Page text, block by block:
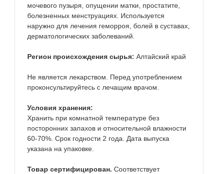
мочевого пузыря, опущении матки, простатите,
болезненных менструациях. Используется
наружно для лечения геморроя, болей в суставах,
дерматологических заболеваний.
Регион происхождения сырья: Алтайский край
Не является лекарством. Перед употреблением
проконсультируйтесь с лечащим врачом.
Условия хранения:
Хранить при комнатной температуре без
посторонних запахов и относительной влажности
60-70%. Срок годности 2 года. Дата выпуска
указана на упаковке.
Товар сертифицирован. Соответствует